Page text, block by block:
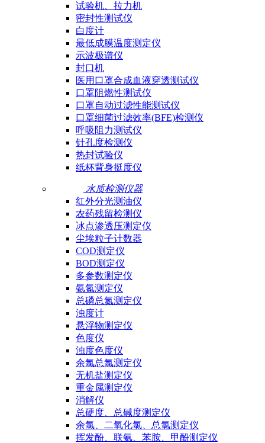
试验机、拉力机
密封性测试仪
白度计
最低成膜温度测定仪
示波极谱仪
封口机
医用口罩合成血液穿透测试仪
口罩阻燃性测试仪
口罩自动过滤性能测试仪
口罩细菌过滤效率(BFE)检测仪
呼吸阻力测试仪
针孔度检测仪
热封试验仪
纸杯背身挺度仪
水质检测仪器
红外分光测油仪
农药残留检测仪
冰点渗透压测定仪
尘埃粒子计数器
COD测定仪
BOD测定仪
多参数测定仪
氨氮测定仪
总磷总氮测定仪
浊度计
悬浮物测定仪
色度仪
浊度色度仪
余氯总氯测定仪
无机盐测定仪
重金属测定仪
消解仪
总硬度、总碱度测定仪
余氯、二氧化氯、总氯测定仪
挥发酚、联氨、苯胺、甲酚测定仪